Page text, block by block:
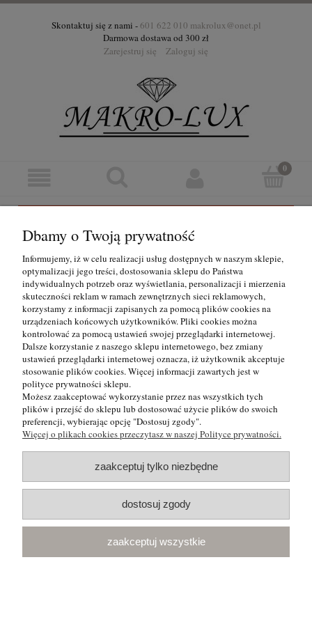
Skontaktuj się z nami -601 622 010 makrolux@onet.pl
Darmowa dostawa od 300 zł
Zarejestruj się
Zaloguj się
Informacje
Pomoc
Moje konto
Płatności i dostawa
O nas
MAKRO-LUX|ul. Ogrodowa 12|83-021 Rokitnica|TEL:601 622
010|MAIL:makrolux@onet.pl|NIP:5830017564
pokaż pełną wersję strony
Sklep internetowy Shoper.pl
Dbamy o Twoją prywatność
Informujemy, iż w celu realizacji usług dostępnych w naszym sklepie,
optymalizacji jego treści, dostosowania sklepu do Państwa
indywidualnych potrzeb oraz wyświetlania, personalizacji i mierzenia
skuteczności reklam w ramach zewnętrznych sieci reklamowych,
korzystamy z informacji zapisanych za pomocą plików cookies na
urządzeniach końcowych użytkowników. Pliki cookies można
kontrolować za pomocą ustawień swojej przeglądarki internetowej.
Dalsze korzystanie z naszego sklepu internetowego, bez zmiany
ustawień przeglądarki internetowej oznacza, iż użytkownik akceptuje
stosowanie plików cookies. Więcej informacji zawartych jest w
polityce prywatności sklepu.
Możesz zaakceptować wykorzystanie przez nas wszystkich tych
plików i przejść do sklepu lub dostosować użycie plików do swoich
preferencji, wybierając opcję "Dostosuj zgody".
Więcej o plikach cookies przeczytasz w naszej Polityce prywatności.
zaakceptuj tylko niezbędne
dostosuj zgody
zaakceptuj wszystkie